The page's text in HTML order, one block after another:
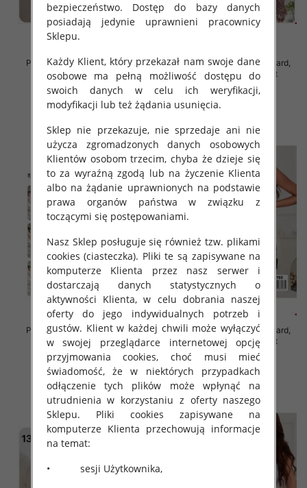
Piżama damska Roz Standard,
Mix kolor Paczka 12 szt
32.00 zł
szczegóły
Piżama damska Roz Standard,
Mix kolor Paczka 12 szt
32.00 zł
szczegóły
Piżama damska Roz Standard,
Mix kolor Paczka 12 szt
32.00 zł
szczegóły
Piżama damska Roz Standard,
Mix kolor Paczka 12 szt
32.00 zł
szczegóły
bezpieczeństwo. Dostęp do bazy danych
posiadają jedynie uprawnieni pracownicy
Sklepu.
Każdy Klient, który przekazał nam swoje dane
osobowe ma pełną możliwość dostępu do
swoich danych w celu ich weryfikacji,
modyfikacji lub też żądania usunięcia.
Sklep nie przekazuje, nie sprzedaje ani nie
użycza zgromadzonych danych osobowych
Klientów osobom trzecim, chyba że dzieje się
to za wyraźną zgodą lub na życzenie Klienta
albo na żądanie uprawnionych na podstawie
prawa organów państwa w związku z
toczącymi się postępowaniami.
Nasz Sklep posługuje się również tzw. plikami
cookies (ciasteczka). Pliki te są zapisywane na
komputerze Klienta przez nasz serwer i
dostarczają danych statystycznych o
aktywności Klienta, w celu dobrania naszej
oferty do jego indywidualnych potrzeb i
gustów. Klient w każdej chwili może wyłączyć
w swojej przeglądarce internetowej opcję
przyjmowania cookies, choć musi mieć
świadomość, że w niektórych przypadkach
odłączenie tych plików może wpłynąć na
utrudnienia w korzystaniu z oferty naszego
Sklepu. Pliki cookies zapisywane na
komputerze Klienta przechowują informacje
na temat:
• sesji Użytkownika,